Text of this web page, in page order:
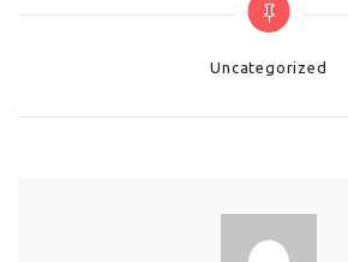
Categories
Uncategorized